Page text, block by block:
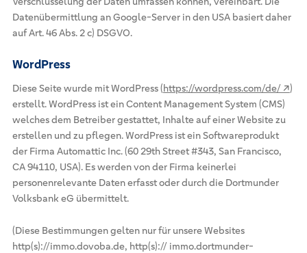
Datenübermittlung an Google-Server in den USA basiert daher
auf Art. 46 Abs. 2 c) DSGVO.
WordPress
Diese Seite wurde mit WordPress (https://wordpress.com/de/ ↗)
erstellt. WordPress ist ein Content Management System (CMS)
welches dem Betreiber gestattet, Inhalte auf einer Website zu
erstellen und zu pflegen. WordPress ist ein Softwareprodukt
der Firma Automattic Inc. (60 29th Street #343, San Francisco,
CA 94110, USA). Es werden von der Firma keinerlei
personenrelevante Daten erfasst oder durch die Dortmunder
Volksbank eG übermittelt.
(Diese Bestimmungen gelten nur für unsere Websites
http(s)://immo.dovoba.de, http(s):// immo.dortmunder-